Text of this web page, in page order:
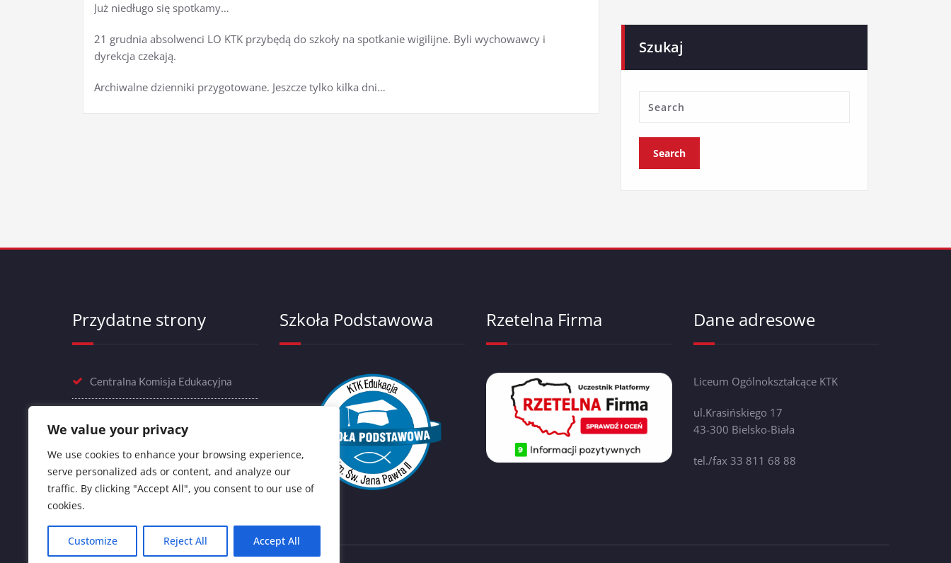
We value your privacy
We use cookies to enhance your browsing experience,
serve personalized ads or content, and analyze our
traffic. By clicking "Accept All", you consent to our use of
cookies.
Customize Reject All Accept All
Już niedługo się spotkamy…
21 grudnia absolwenci LO KTK przybędą do szkoły na spotkanie wigilijne. Byli wychowawcy i
dyrekcja czekają.
Archiwalne dzienniki przygotowane. Jeszcze tylko kilka dni…
Szukaj
Przydatne strony
Centralna Komisja Edukacyjna
Ministerstwo Edukacji Narodowej
Okręgowa Komisja Egzaminacyjna
Szkoła Podstawowa Rzetelna Firma Dane adresowe
Liceum Ogólnokształcące KTK
ul.Krasińskiego 17
43-300 Bielsko-Biała
tel./fax 33 811 68 88